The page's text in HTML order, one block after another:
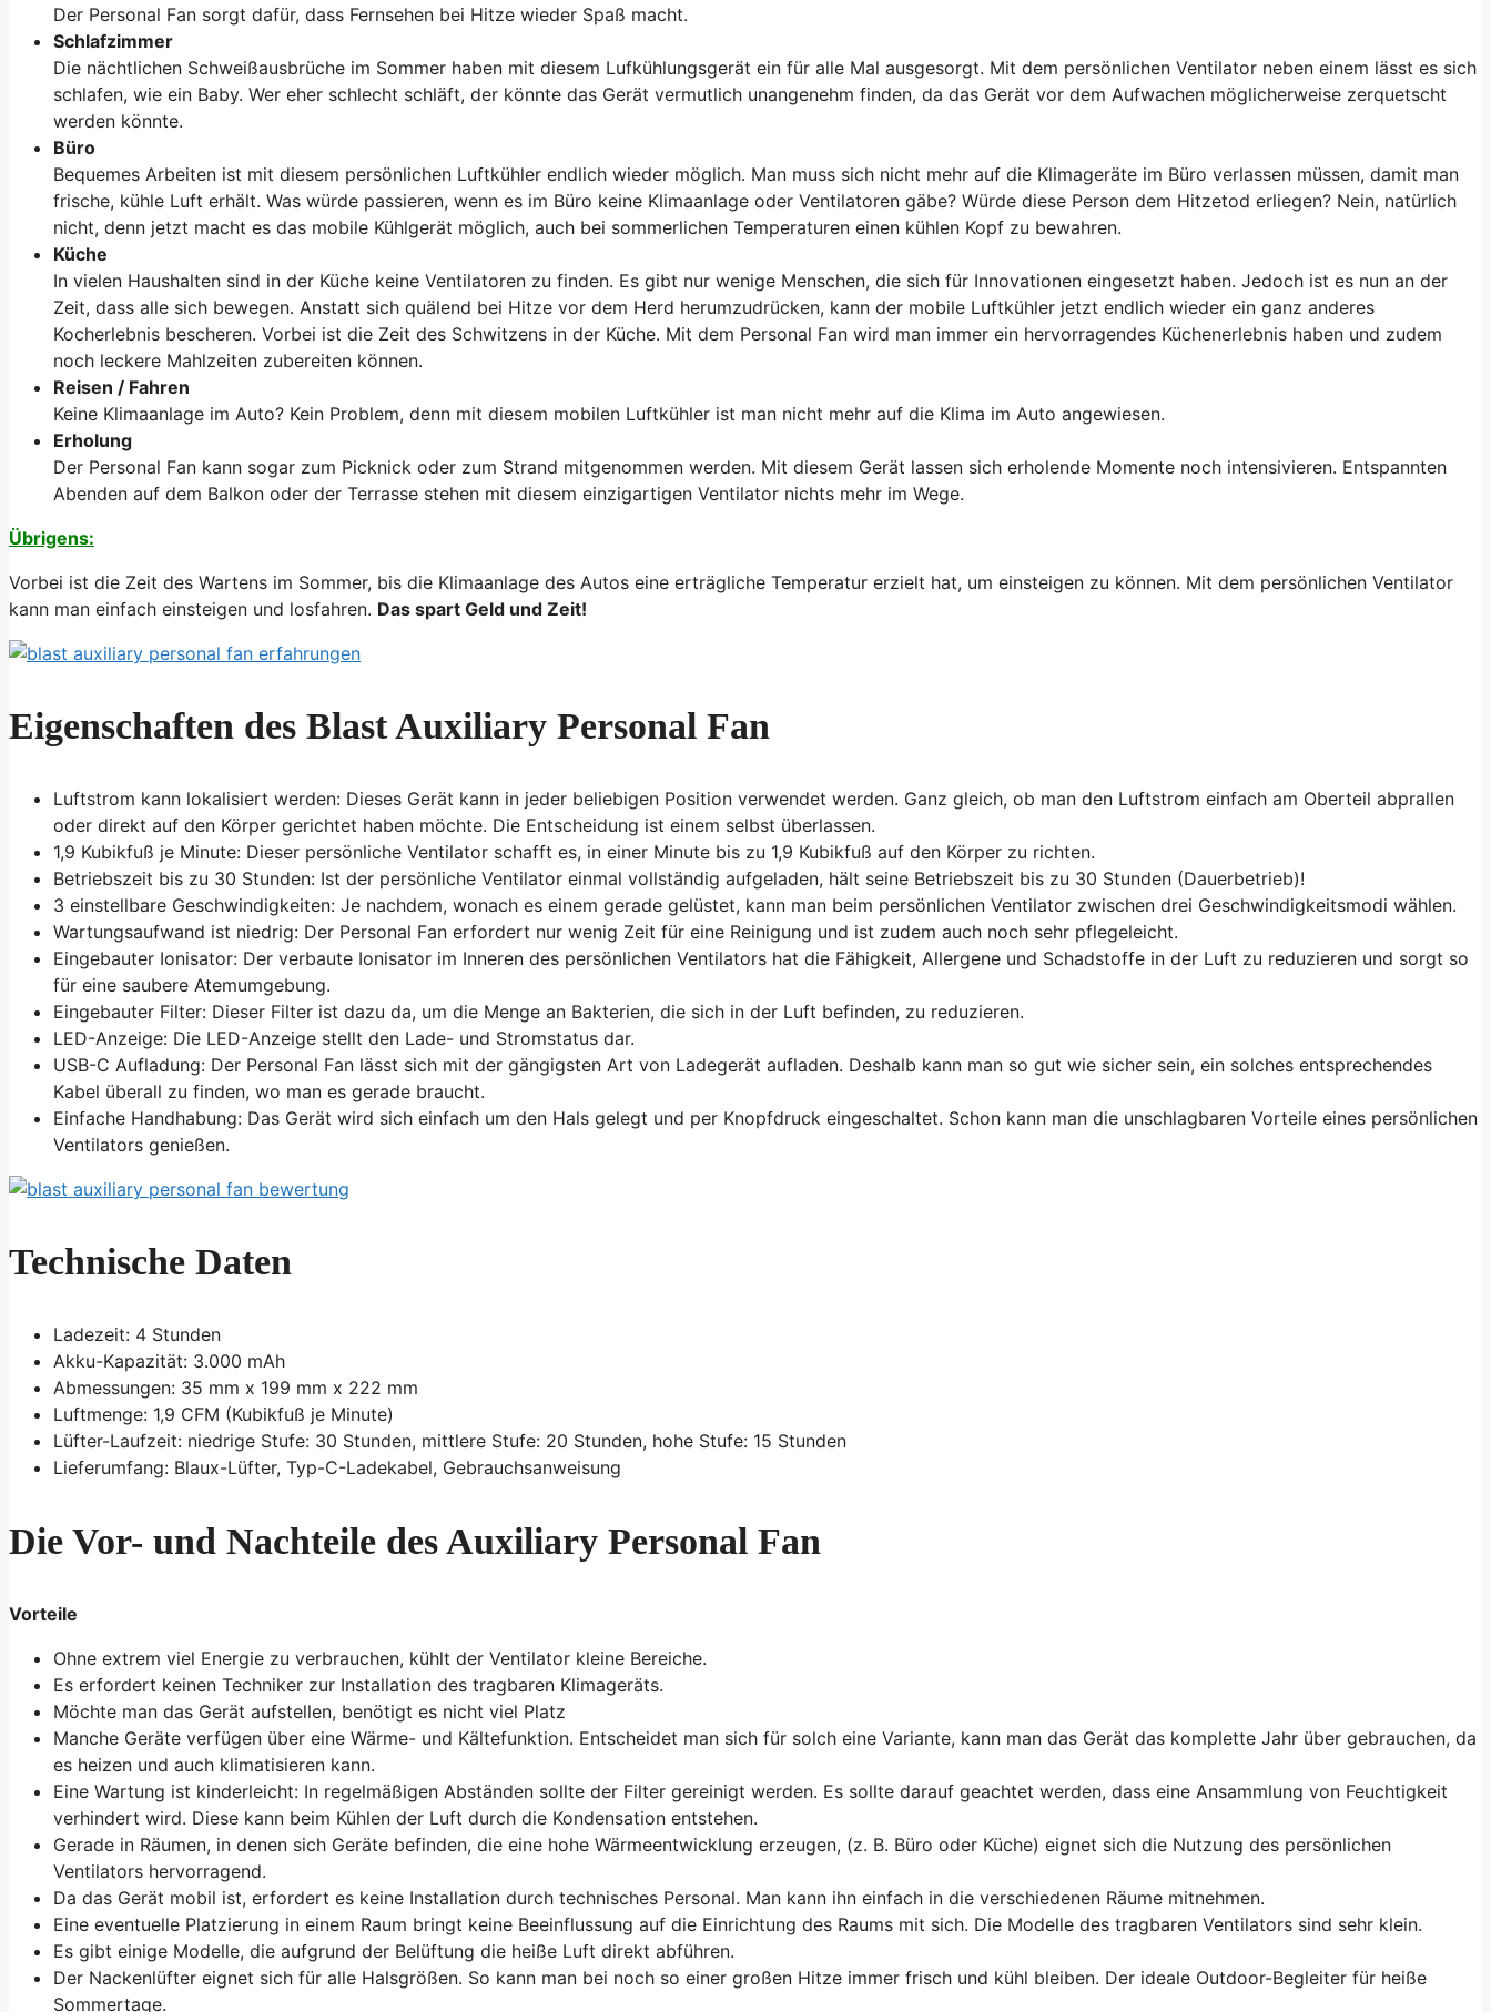
Der Personal Fan sorgt dafür, dass Fernsehen bei Hitze wieder Spaß macht.
Schlafzimmer
Die nächtlichen Schweißausbrüche im Sommer haben mit diesem Lufkühlungsgerät ein für alle Mal ausgesorgt. Mit dem persönlichen Ventilator neben einem lässt es sich
schlafen, wie ein Baby. Wer eher schlecht schläft, der könnte das Gerät vermutlich unangenehm finden, da das Gerät vor dem Aufwachen möglicherweise zerquetscht
werden könnte.
Büro
Bequemes Arbeiten ist mit diesem persönlichen Luftkühler endlich wieder möglich. Man muss sich nicht mehr auf die Klimageräte im Büro verlassen müssen, damit man
frische, kühle Luft erhält. Was würde passieren, wenn es im Büro keine Klimaanlage oder Ventilatoren gäbe? Würde diese Person dem Hitzetod erliegen? Nein, natürlich
nicht, denn jetzt macht es das mobile Kühlgerät möglich, auch bei sommerlichen Temperaturen einen kühlen Kopf zu bewahren.
Küche
In vielen Haushalten sind in der Küche keine Ventilatoren zu finden. Es gibt nur wenige Menschen, die sich für Innovationen eingesetzt haben. Jedoch ist es nun an der
Zeit, dass alle sich bewegen. Anstatt sich quälend bei Hitze vor dem Herd herumzudrücken, kann der mobile Luftkühler jetzt endlich wieder ein ganz anderes
Kocherlebnis bescheren. Vorbei ist die Zeit des Schwitzens in der Küche. Mit dem Personal Fan wird man immer ein hervorragendes Küchenerlebnis haben und zudem
noch leckere Mahlzeiten zubereiten können.
Reisen / Fahren
Keine Klimaanlage im Auto? Kein Problem, denn mit diesem mobilen Luftkühler ist man nicht mehr auf die Klima im Auto angewiesen.
Erholung
Der Personal Fan kann sogar zum Picknick oder zum Strand mitgenommen werden. Mit diesem Gerät lassen sich erholende Momente noch intensivieren. Entspannten
Abenden auf dem Balkon oder der Terrasse stehen mit diesem einzigartigen Ventilator nichts mehr im Wege.
Übrigens:
Vorbei ist die Zeit des Wartens im Sommer, bis die Klimaanlage des Autos eine erträgliche Temperatur erzielt hat, um einsteigen zu können. Mit dem persönlichen Ventilator
kann man einfach einsteigen und losfahren. Das spart Geld und Zeit!
Eigenschaften des Blast Auxiliary Personal Fan
Luftstrom kann lokalisiert werden: Dieses Gerät kann in jeder beliebigen Position verwendet werden. Ganz gleich, ob man den Luftstrom einfach am Oberteil abprallen
oder direkt auf den Körper gerichtet haben möchte. Die Entscheidung ist einem selbst überlassen.
1,9 Kubikfuß je Minute: Dieser persönliche Ventilator schafft es, in einer Minute bis zu 1,9 Kubikfuß auf den Körper zu richten.
Betriebszeit bis zu 30 Stunden: Ist der persönliche Ventilator einmal vollständig aufgeladen, hält seine Betriebszeit bis zu 30 Stunden (Dauerbetrieb)!
3 einstellbare Geschwindigkeiten: Je nachdem, wonach es einem gerade gelüstet, kann man beim persönlichen Ventilator zwischen drei Geschwindigkeitsmodi wählen.
Wartungsaufwand ist niedrig: Der Personal Fan erfordert nur wenig Zeit für eine Reinigung und ist zudem auch noch sehr pflegeleicht.
Eingebauter Ionisator: Der verbaute Ionisator im Inneren des persönlichen Ventilators hat die Fähigkeit, Allergene und Schadstoffe in der Luft zu reduzieren und sorgt so
für eine saubere Atemumgebung.
Eingebauter Filter: Dieser Filter ist dazu da, um die Menge an Bakterien, die sich in der Luft befinden, zu reduzieren.
LED-Anzeige: Die LED-Anzeige stellt den Lade- und Stromstatus dar.
USB-C Aufladung: Der Personal Fan lässt sich mit der gängigsten Art von Ladegerät aufladen. Deshalb kann man so gut wie sicher sein, ein solches entsprechendes
Kabel überall zu finden, wo man es gerade braucht.
Einfache Handhabung: Das Gerät wird sich einfach um den Hals gelegt und per Knopfdruck eingeschaltet. Schon kann man die unschlagbaren Vorteile eines persönlichen
Ventilators genießen.
Technische Daten
Ladezeit: 4 Stunden
Akku-Kapazität: 3.000 mAh
Abmessungen: 35 mm x 199 mm x 222 mm
Luftmenge: 1,9 CFM (Kubikfuß je Minute)
Lüfter-Laufzeit: niedrige Stufe: 30 Stunden, mittlere Stufe: 20 Stunden, hohe Stufe: 15 Stunden
Lieferumfang: Blaux-Lüfter, Typ-C-Ladekabel, Gebrauchsanweisung
Die Vor- und Nachteile des Auxiliary Personal Fan
Vorteile
Ohne extrem viel Energie zu verbrauchen, kühlt der Ventilator kleine Bereiche.
Es erfordert keinen Techniker zur Installation des tragbaren Klimageräts.
Möchte man das Gerät aufstellen, benötigt es nicht viel Platz
Manche Geräte verfügen über eine Wärme- und Kältefunktion. Entscheidet man sich für solch eine Variante, kann man das Gerät das komplette Jahr über gebrauchen, da
es heizen und auch klimatisieren kann.
Eine Wartung ist kinderleicht: In regelmäßigen Abständen sollte der Filter gereinigt werden. Es sollte darauf geachtet werden, dass eine Ansammlung von Feuchtigkeit
verhindert wird. Diese kann beim Kühlen der Luft durch die Kondensation entstehen.
Gerade in Räumen, in denen sich Geräte befinden, die eine hohe Wärmeentwicklung erzeugen, (z. B. Büro oder Küche) eignet sich die Nutzung des persönlichen
Ventilators hervorragend.
Da das Gerät mobil ist, erfordert es keine Installation durch technisches Personal. Man kann ihn einfach in die verschiedenen Räume mitnehmen.
Eine eventuelle Platzierung in einem Raum bringt keine Beeinflussung auf die Einrichtung des Raums mit sich. Die Modelle des tragbaren Ventilators sind sehr klein.
Es gibt einige Modelle, die aufgrund der Belüftung die heiße Luft direkt abführen.
Der Nackenlüfter eignet sich für alle Halsgrößen. So kann man bei noch so einer großen Hitze immer frisch und kühl bleiben. Der ideale Outdoor-Begleiter für heiße
Sommertage.